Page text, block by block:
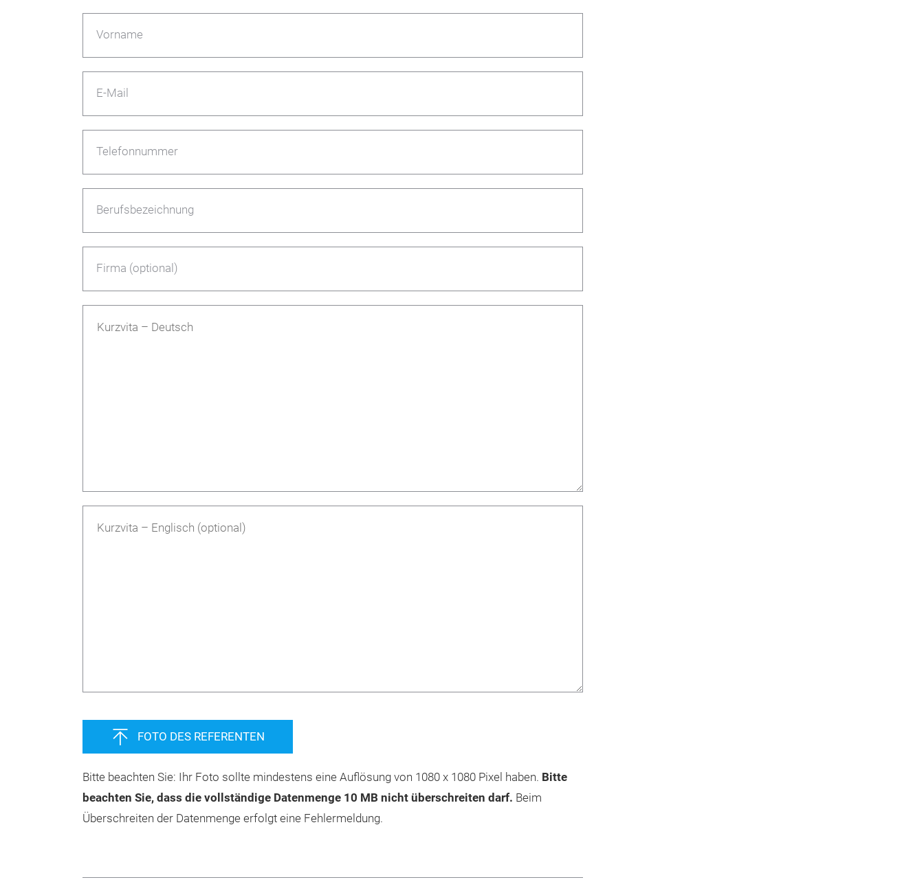
Vorname
E-Mail
Telefonnummer
Berufsbezeichnung
Firma (optional)
FOTO DES REFERENTEN
Bitte beachten Sie: Ihr Foto sollte mindestens eine Auflösung von 1080 x 1080 Pixel haben. Bitte
beachten Sie, dass die vollständige Datenmenge 10 MB nicht überschreiten darf. Beim
Überschreiten der Datenmenge erfolgt eine Fehlermeldung.